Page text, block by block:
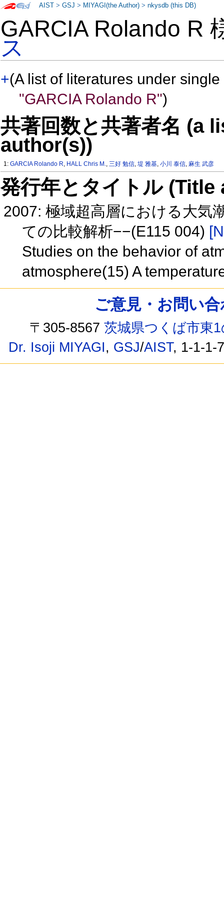
GARCIA Rolando R
ス
+(A list of literatures under
"GARCIA Rolando R")
共著回数と共著者名 (a
author(s))
1:GARCIA Rolando R, HALL Chris M.,三好 勉信,堤 雅基,小川 泰信, 麻生 武彦
発行年とタイトル
2007: 極域超高層における大気
ての比較解析−−(E115 004)
Studies on the behavior of
atmosphere(15) A
AIST >GSJ > MIYAGI(the Author) >nkysdb (this DB)
ご意見・お問い
〒305-8567茨城県つくば市東
Dr. Isoji MIYAGI, GSJ/AIST, 1-1-1-